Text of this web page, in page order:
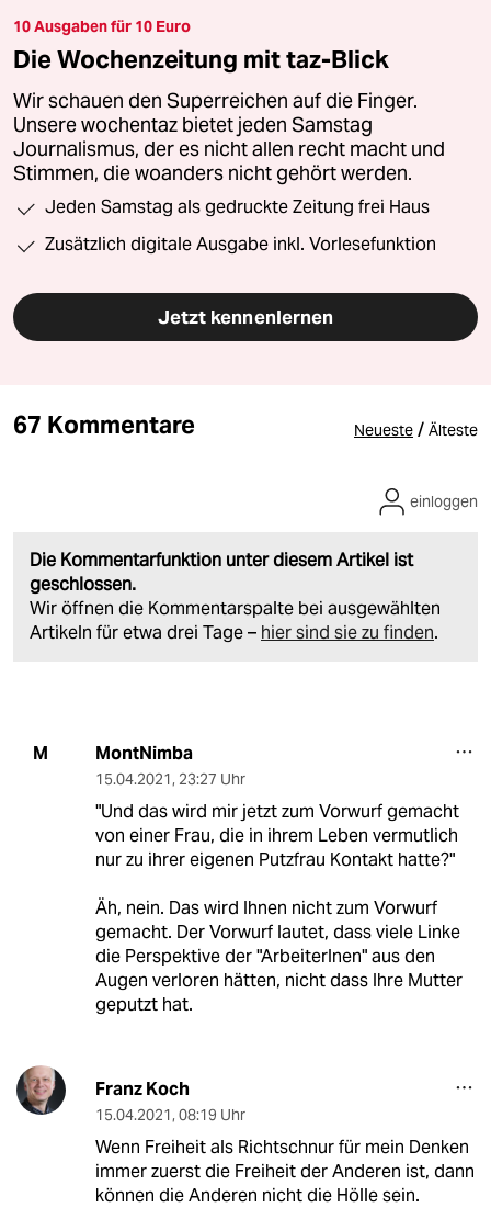
10 Ausgaben für 10 Euro
Die Wochenzeitung mit taz-Blick
Wir schauen den Superreichen auf die Finger.
Unsere wochentaz bietet jeden Samstag
Journalismus, der es nicht allen recht macht und
Stimmen, die woanders nicht gehört werden.
Jeden Samstag als gedruckte Zeitung frei Haus
Zusätzlich digitale Ausgabe inkl. Vorlesefunktion
Jetzt kennenlernen
67 Kommentare Neueste / Älteste
Die Kommentarfunktion unter diesem Artikel ist
geschlossen.
Wir öffnen die Kommentarspalte bei ausgewählten
Artikeln für etwa drei Tage – hier sind sie zu finden.
einloggen
M MontNimba
15.04.2021, 23:27 Uhr
"Und das wird mir jetzt zum Vorwurf gemacht
von einer Frau, die in ihrem Leben vermutlich
nur zu ihrer eigenen Putzfrau Kontakt hatte?"
Äh, nein. Das wird Ihnen nicht zum Vorwurf
gemacht. Der Vorwurf lautet, dass viele Linke
die Perspektive der "ArbeiterInen" aus den
Augen verloren hätten, nicht dass Ihre Mutter
geputzt hat.
Franz Koch
15.04.2021, 08:19 Uhr
Wenn Freiheit als Richtschnur für mein Denken
immer zuerst die Freiheit der Anderen ist, dann
können die Anderen nicht die Hölle sein.